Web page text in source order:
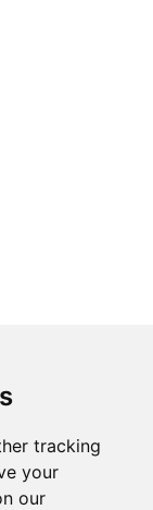
tracking
your
our
business
initiatives with
new
in 360